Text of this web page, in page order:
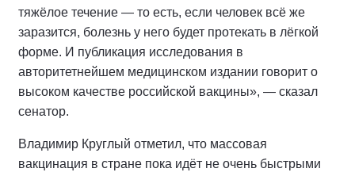
тяжёлое течение — то есть, если человек всё же
заразится, болезнь у него будет протекать в лёгкой
форме. И публикация исследования в
авторитетнейшем медицинском издании говорит о
высоком качестве российской вакцины», — сказал
сенатор.
Владимир Круглый отметил, что массовая
вакцинация в стране пока идёт не очень быстрыми